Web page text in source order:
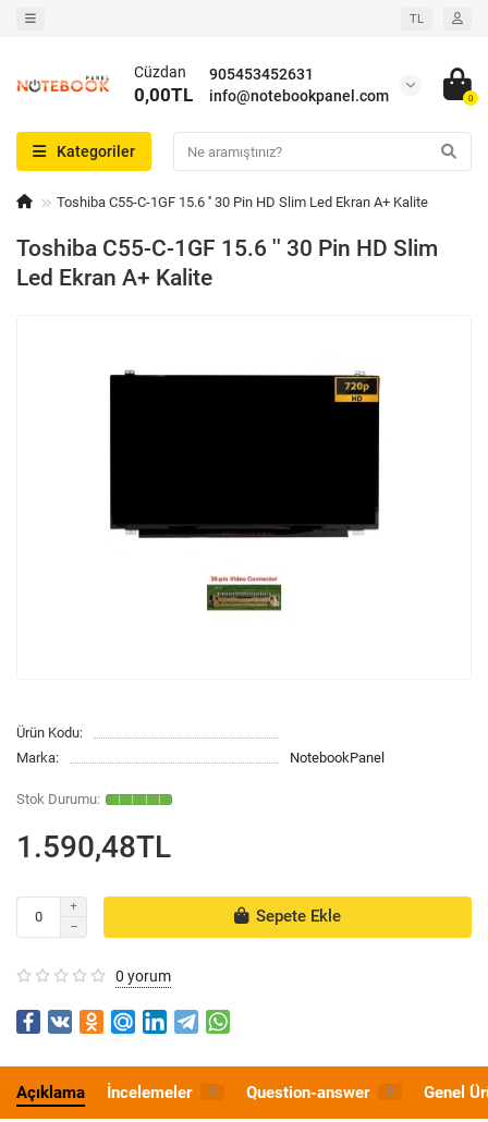
TL
905453452631
info@notebookpanel.com
Cüzdan
0,00TL 0
Kategoriler
Toshiba C55-C-1GF 15.6 '' 30 Pin HD Slim Led Ekran A+ Kalite
Toshiba C55-C-1GF 15.6 '' 30 Pin HD Slim
Led Ekran A+ Kalite
Ürün Kodu:
Marka:
NotebookPanel
1.590,48TL
Sepete Ekle
0 yorum
Açıklama İncelemeler 0 Question-answer 0 Genel